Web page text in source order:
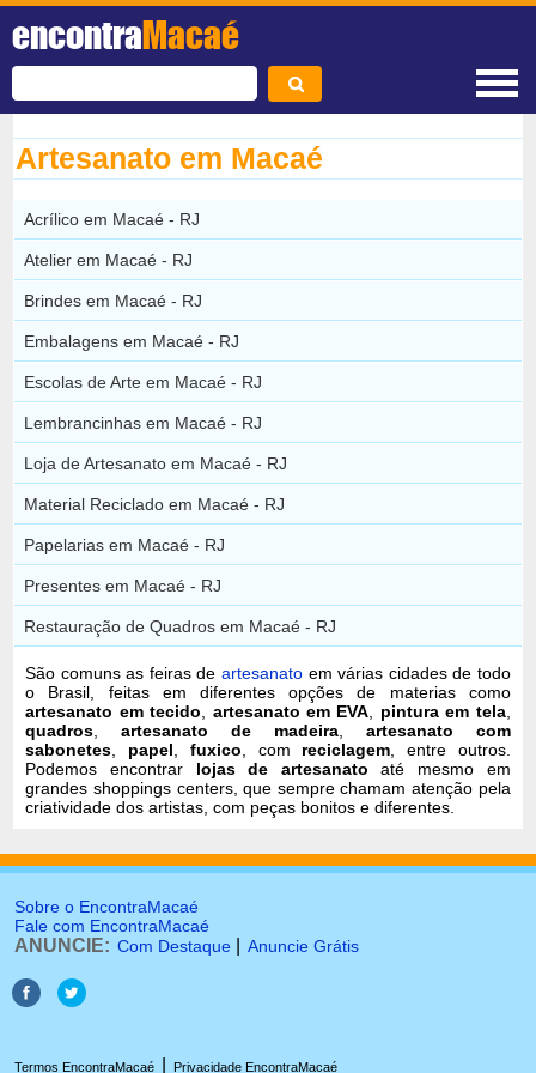
encontraMacaé
Artesanato em Macaé
Acrílico em Macaé - RJ
Atelier em Macaé - RJ
Brindes em Macaé - RJ
Embalagens em Macaé - RJ
Escolas de Arte em Macaé - RJ
Lembrancinhas em Macaé - RJ
Loja de Artesanato em Macaé - RJ
Material Reciclado em Macaé - RJ
Papelarias em Macaé - RJ
Presentes em Macaé - RJ
Restauração de Quadros em Macaé - RJ
São comuns as feiras de artesanato em várias cidades de todo
o Brasil, feitas em diferentes opções de materias como
artesanato em tecido
artesanato em EVA pintura em tela,
quadros ,artesanato de madeira, artesanato com
sabonetes
papel fuxico , com reciclagem , entre outros.
Podemos encontrar lojas de artesanato até mesmo em
grandes shoppings centers, que sempre chamam atenção pela
criatividade dos artistas, com peças bonitos e diferentes.
Sobre o EncontraMacaé
Fale com EncontraMacaé
ANUNCIE: Com Destaque Anuncie Grátis
Termos EncontraMacaé Privacidade EncontraMacaé